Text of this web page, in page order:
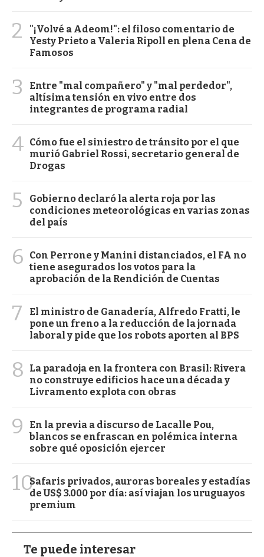
2
"¡Volvé a Adeom!": el filoso comentario de
Yesty Prieto a Valeria Ripoll en plena Cena de
Famosos
3
Entre "mal compañero" y "mal perdedor",
altísima tensión en vivo entre dos
integrantes de programa radial
4 Cómo fue el siniestro de tránsito por el que
murió Gabriel Rossi, secretario general de
Drogas
5
Gobierno declaró la alerta roja por las
condiciones meteorológicas en varias zonas
del país
6
Con Perrone y Manini distanciados, el FA no
tiene asegurados los votos para la
aprobación de la Rendición de Cuentas
7
El ministro de Ganadería, Alfredo Fratti, le
pone un freno a la reducción de la jornada
laboral y pide que los robots aporten al BPS
8
La paradoja en la frontera con Brasil: Rivera
no construye edificios hace una década y
Livramento explota con obras
9
En la previa a discurso de Lacalle Pou,
blancos se enfrascan en polémica interna
sobre qué oposición ejercer
10Safaris privados, auroras boreales y estadías
de US$ 3.000 por día: así viajan los uruguayos
premium
Te puede interesar